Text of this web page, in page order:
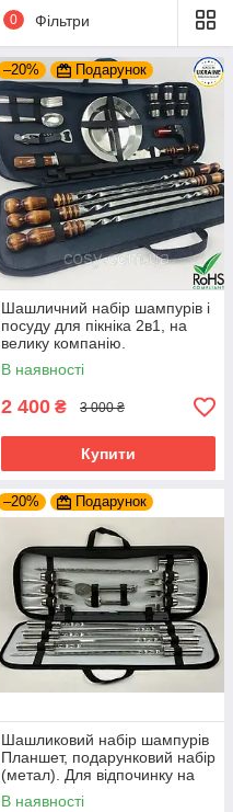
0 Фільтри
–20% Подарунок
Шашличний набір шампурів і
посуду для пікніка 2в1, на
велику компанію.
В наявності
2 400 ₴ 3 000 ₴
Купити
–20% Подарунок
Шашликовий набір шампурів
Планшет, подарунковий набір
(метал). Для відпочинку на
природі
В наявності